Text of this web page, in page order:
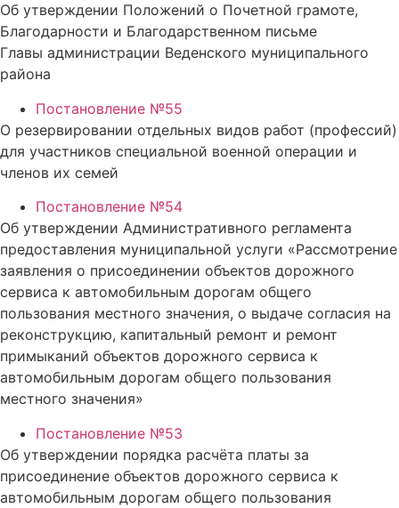
Об утверждении Положений о Почетной грамоте,
Благодарности и Благодарственном письме
Главы администрации Веденского муниципального
района
Постановление №55
О резервировании отдельных видов работ (профессий)
для участников специальной военной операции и
членов их семей
Постановление №54
Об утверждении Административного регламента
предоставления муниципальной услуги «Рассмотрение
заявления о присоединении объектов дорожного
сервиса к автомобильным дорогам общего
пользования местного значения, о выдаче согласия на
реконструкцию, капитальный ремонт и ремонт
примыканий объектов дорожного сервиса к
автомобильным дорогам общего пользования
местного значения»
Постановление №53
Об утверждении порядка расчёта платы за
присоединение объектов дорожного сервиса к
автомобильным дорогам общего пользования